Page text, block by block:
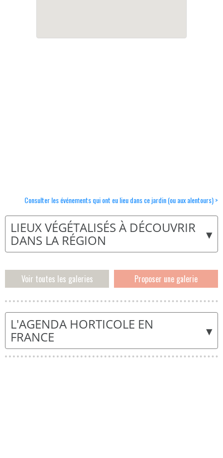
Consulter les événements qui ont eu lieu dans ce jardin (ou aux alentours) >
▾
LIEUX VÉGÉTALISÉS À DÉCOUVRIR
DANS LA RÉGION
Voir toutes les galeries Proposer une galerie
▾
L'AGENDA HORTICOLE EN
FRANCE